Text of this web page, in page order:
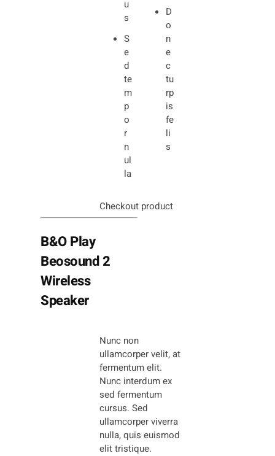
u
s
S
e
d
te
m
p
o
r
n
ul
la
D
o
n
e
c
tu
rp
is
fe
li
s
Checkout product
B&O Play
Beosound 2
Wireless
Speaker
Nunc non
ullamcorper velit, at
fermentum elit.
Nunc interdum ex
sed fermentum
cursus. Sed
ullamcorper viverra
nulla, quis euismod
elit tristique.